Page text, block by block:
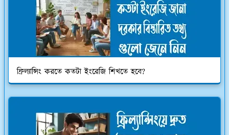
ফ্রিল্যান্সিং করতে কতটা ইংরেজি শিখতে হবে?